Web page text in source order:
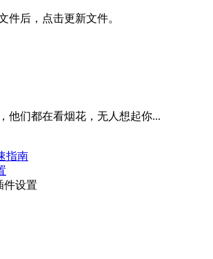
件后，点击更新文件。
他们都在看烟花，无人想起你...
指南
件设置